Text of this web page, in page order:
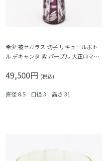
希少 被せガラス 切子 リキュールボト
ル デキャンタ 紫 パープル 大正ロマン
幾何学模様
49,500円 (税込)
直径 8.5 口径 3 高さ 31